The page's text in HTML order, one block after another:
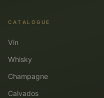
CATALOGUE
Vin
Whisky
Champagne
Calvados